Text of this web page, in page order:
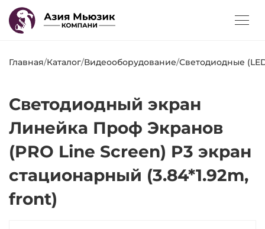
Главная/Каталог/Видеооборудование/Светодиодные
Светодиодный экран
Линейка Проф Экранов
(PRO Line Screen) P3 экран
стационарный (3.84*1.92m,
front)